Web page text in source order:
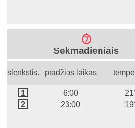
7
Sekmadieniais
slenkstis. pradžios laikas
1
2
6:00
23:00